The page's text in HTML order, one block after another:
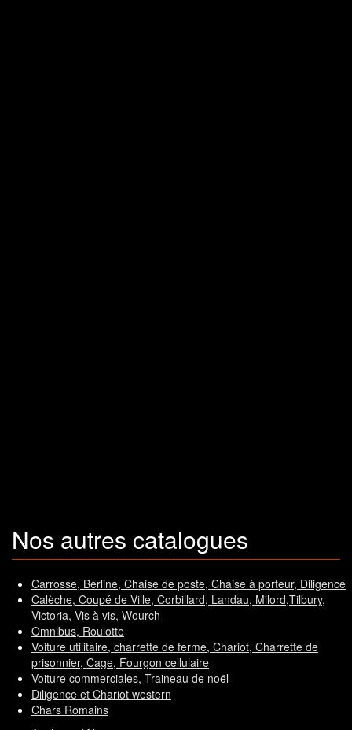
Nos autres catalogues
Carrosse, Berline, Chaise de poste, Chaise à porteur, Diligence
Calèche, Coupé de Ville, Corbillard, Landau, Milord,Tilbury,
Victoria, Vis à vis, Wourch
Omnibus, Roulotte
Voiture utilitaire, charrette de ferme, Chariot, Charrette de
prisonnier, Cage, Fourgon cellulaire
Voiture commerciales, Traineau de noël
Diligence et Chariot western
Chars Romains